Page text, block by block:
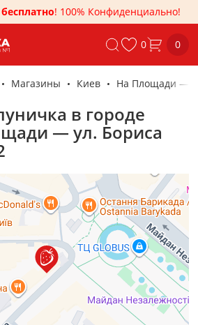
! 100% Конфиденциально!
0 0
Магазины Киев На Площади —
в городе
— ул. Бориса